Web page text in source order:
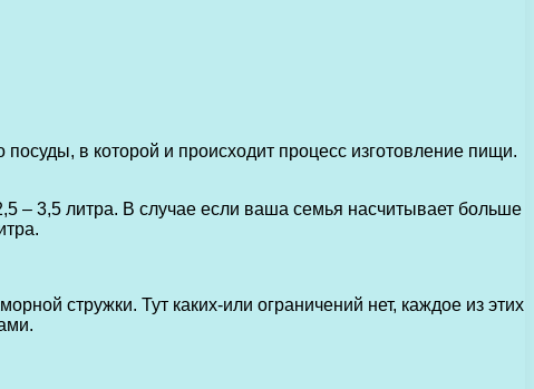
в которой и происходит процесс изготовление пищи.
– 3,5 литра. В случае если ваша семья насчитывает больше
стружки. Тут каких-или ограничений нет, каждое из этих